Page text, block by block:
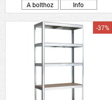
A bolthoz
Info
-37%